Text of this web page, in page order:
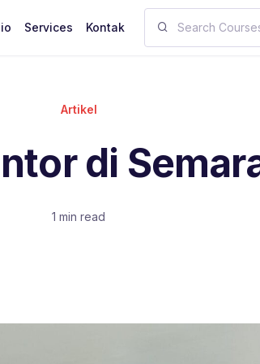
Services Kontak
Artikel
di
1 min read